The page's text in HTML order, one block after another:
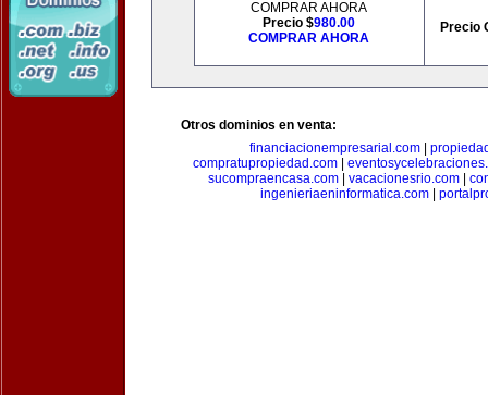
COMPRAR AHORA
Precio $980.00
COMPRAR AHORA
Precio
Otros dominios en venta:
financiacionempresarial.com
compratupropiedad.com
sucompraencasa.com| vacacionesrio.com|
ingenieriaeninformatica.com|